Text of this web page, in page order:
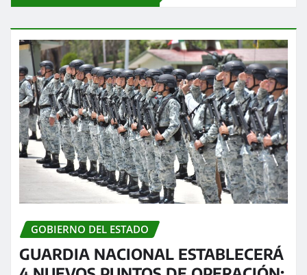
GOBIERNO DEL ESTADO
GUARDIA NACIONAL ESTABLECERÁ